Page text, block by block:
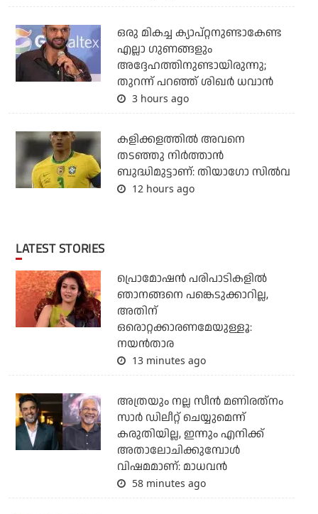
ഒരു മികച്ച ക്യാപ്റ്റനുണ്ടാകേണ്ട
എല്ലാ ഗുണങ്ങളും
അദ്ദേഹത്തിനുണ്ടായിരുന്നു;
തുറന്ന് പറഞ്ഞ് ശിഖര്‍ ധവാന്‍
3 hours ago
കളിക്കളത്തില്‍ അവനെ
തടഞ്ഞു നിര്‍ത്താന്‍
ബുദ്ധിമുട്ടാണ്: തിയാഗോ സില്‍വ
12 hours ago
LATEST STORIES
പ്രൊമോഷന്‍ പരിപാടികളില്‍
ഞാനങ്ങനെ പങ്കെടുക്കാറില്ല,
അതിന്
ഒരൊറ്റക്കാരണമേയുള്ളൂ:
നയന്‍താര
13 minutes ago
അത്രയും നല്ല സീന്‍ മണിരത്‌നം
സാര്‍ ഡിലീറ്റ് ചെയ്യുമെന്ന്
കരുതിയില്ല, ഇന്നും എനിക്ക്
അതാലോചിക്കുമ്പോള്‍
വിഷമമാണ്: മാധവന്‍
58 minutes ago